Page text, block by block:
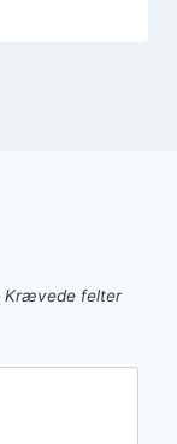
Krævede felter